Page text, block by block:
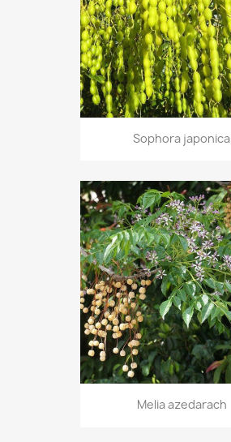
Sophora japonica
Melia azedarach